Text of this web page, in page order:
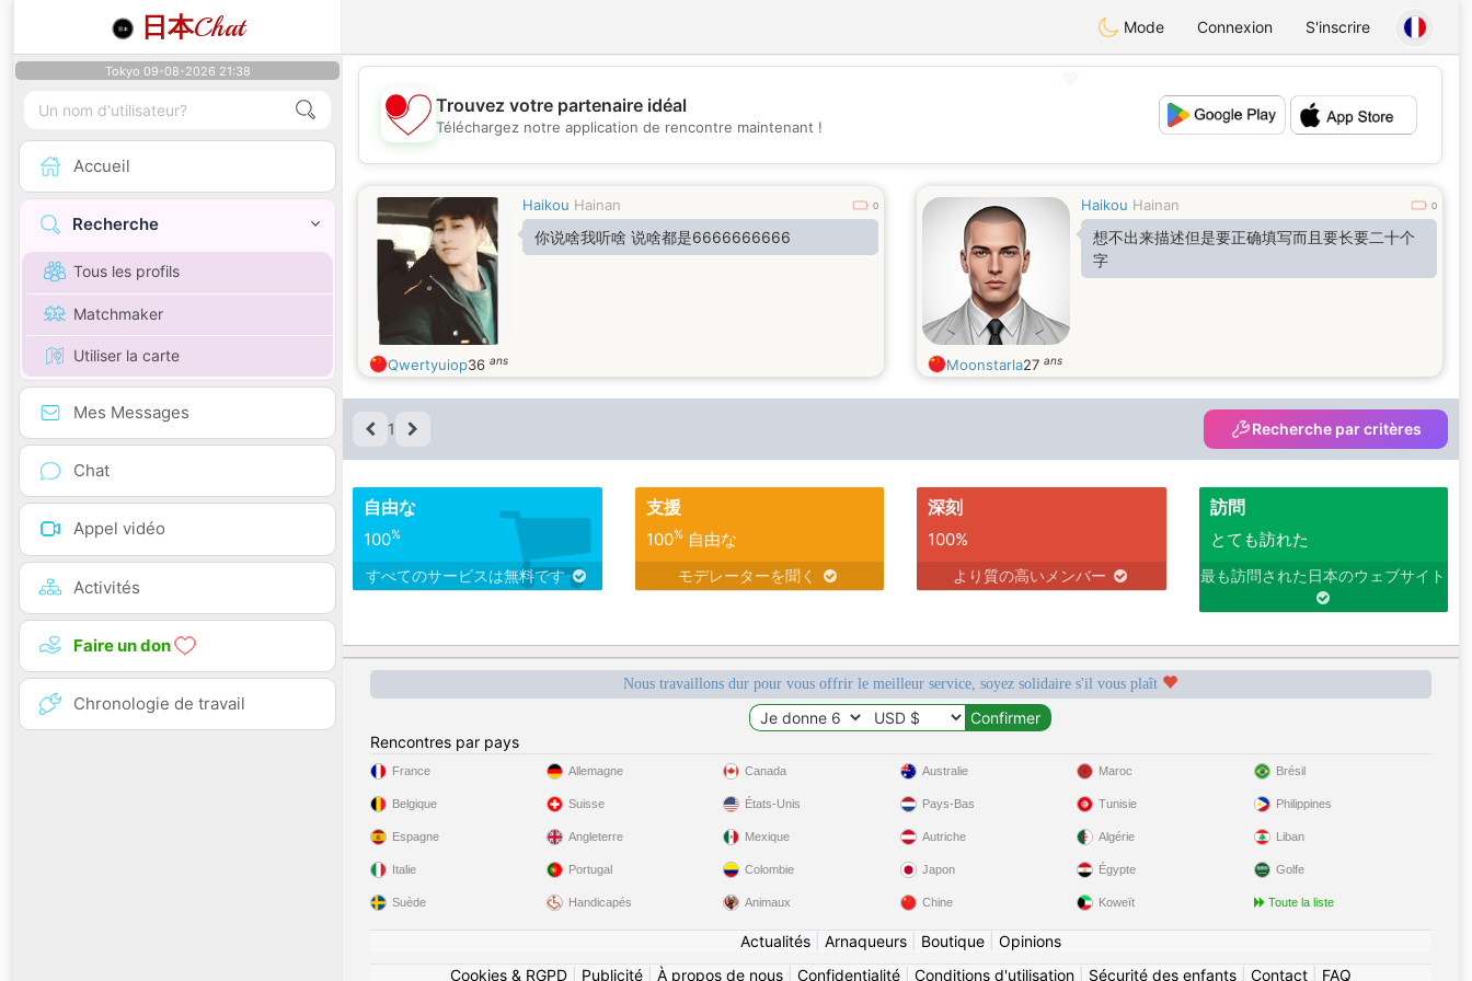
日本Chat Mode Connexion S'inscrire
Tokyo 09-08-2026 21:38
Accueil
Recherche
Tous les profils
Matchmaker
Utiliser la carte
Mes Messages
Chat
Appel vidéo
Activités
Faire un don
Chronologie de travail
💖
💕
Trouvez votre partenaire idéal
Téléchargez notre application de rencontre maintenant !
Haikou Hainan 0
你说啥我听啥 说啥都是6666666666
Qwertyuiop36 ans
Haikou Hainan 0
想不出来描述但是要正确填写而且要长要二十个
字
Moonstarla27 ans
1 Recherche par critères
自由な
100%
すべてのサービスは無料です
支援
100%自由な
モデレーターを聞く
深刻
100%
より質の高いメンバー
訪問
とても訪れた
最も訪問された日本のウェブサイト
Nous travaillons dur pour vous offrir le meilleur service, soyez solidaire s'il vous plaît
Rencontres par pays
France
Belgique
Espagne
Italie
Suède
Allemagne
Suisse
Angleterre
Portugal
Handicapés
Canada
États-Unis
Mexique
Colombie
Animaux
Australie
Pays-Bas
Autriche
Japon
Chine
Maroc
Tunisie
Algérie
Égypte
Koweït
Brésil
Philippines
Liban
Golfe
Toute la liste
Actualités| Arnaqueurs| Boutique| Opinions
Cookies & RGPD| Publicité| À propos de nous| Confidentialité| Conditions d'utilisation| Sécurité des enfants| Contact| FAQ